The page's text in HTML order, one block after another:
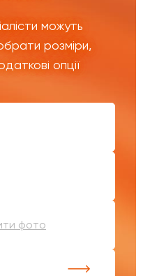
можуть
розміри,
опції
фото